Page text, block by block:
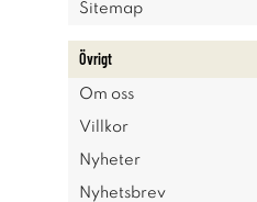
Sitemap
Övrigt
Om oss
Villkor
Nyheter
Nyhetsbrev